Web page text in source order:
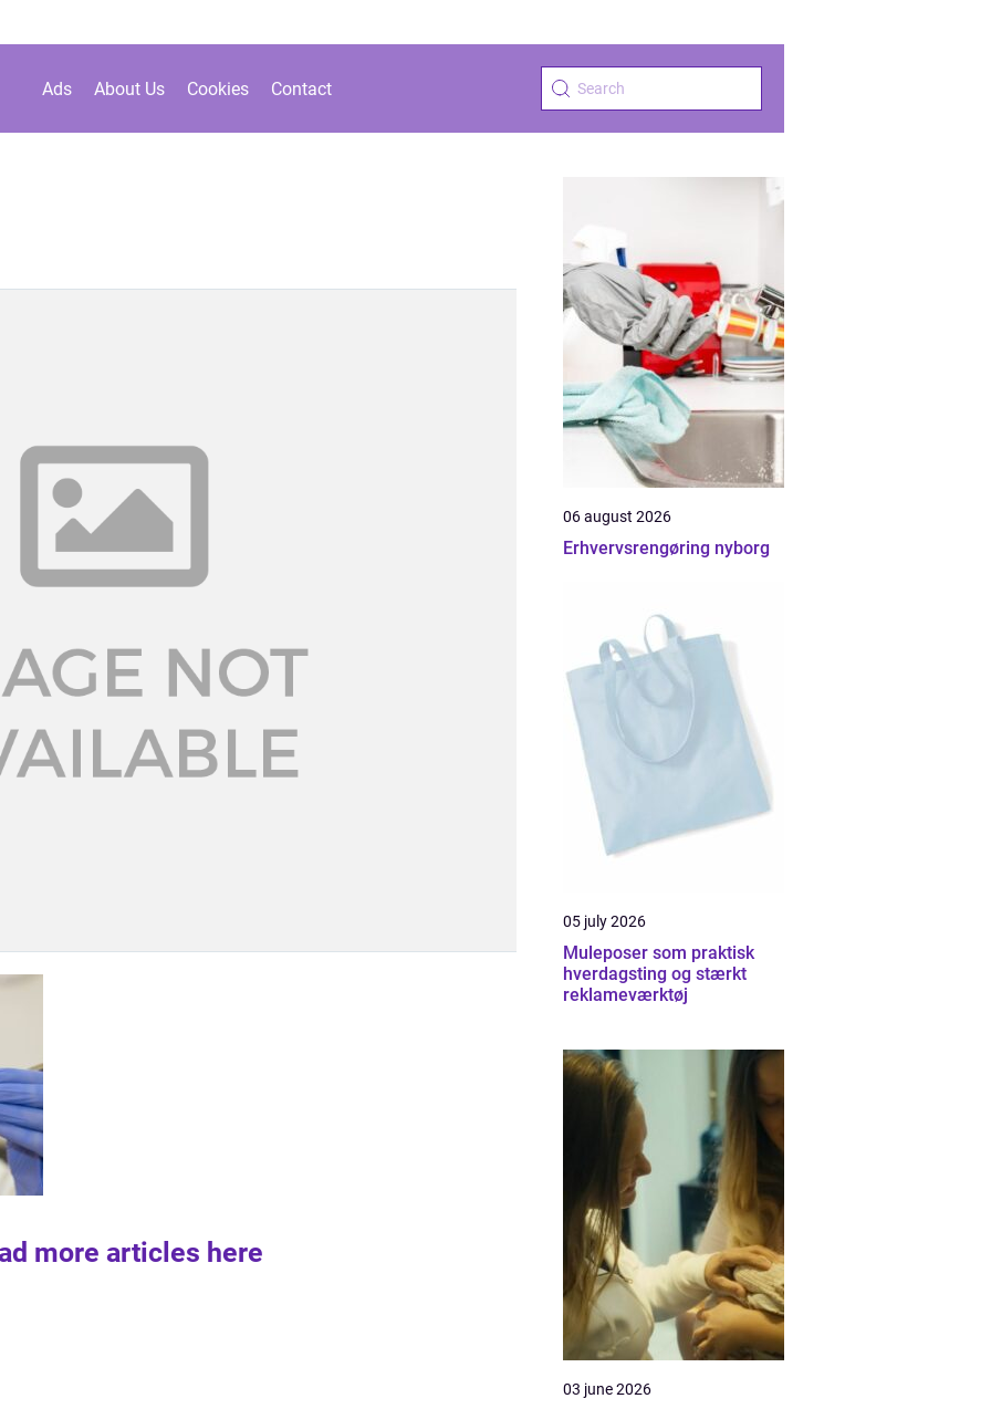
Ads About Us Cookies Contact
more articles here
06 august 2026
Erhvervsrengøring nyborg
05 july 2026
Muleposer som praktisk
hverdagsting og stærkt
reklameværktøj
03 june 2026